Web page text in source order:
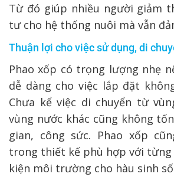
Từ đó giúp nhiều người giảm
tư cho hệ thống nuôi mà vẫn
Thuận lợi cho việc sử dụng, di
Phao xốp có trọng lượng nhẹ
dễ dàng cho việc lắp đặt
Chưa kể việc di chuyển từ
vùng nước khác cũng không
gian, công sức. Phao xốp
trong thiết kế phù hợp với từng
kiện môi trường cho hàu sinh